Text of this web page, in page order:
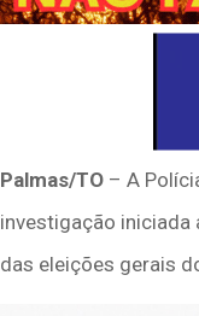
Palmas/TO – A
investigação iniciada
das eleições gerais